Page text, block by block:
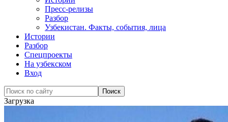
Пресс-релизы
Разбор
Узбекистан. Факты, события, лица
Истории
Разбор
Спецпроекты
На узбекском
Вход
Загрузка